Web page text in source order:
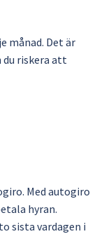
månad. Det är
riskera att
Med autogiro
hyran.
sista vardagen i